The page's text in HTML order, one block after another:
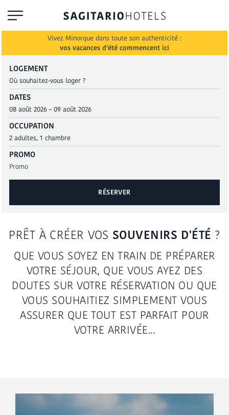
Vivez Minorque dans toute son authenticité :
vos vacances d’été commencent ici
LOGEMENT
DATES
OCCUPATION
PROMO
RÉSERVER
PRÊT À CRÉER VOS SOUVENIRS D'ÉTÉ ?
QUE VOUS SOYEZ EN TRAIN DE PRÉPARER
VOTRE SÉJOUR, QUE VOUS AYEZ DES
DOUTES SUR VOTRE RÉSERVATION OU QUE
VOUS SOUHAITIEZ SIMPLEMENT VOUS
ASSURER QUE TOUT EST PARFAIT POUR
VOTRE ARRIVÉE...